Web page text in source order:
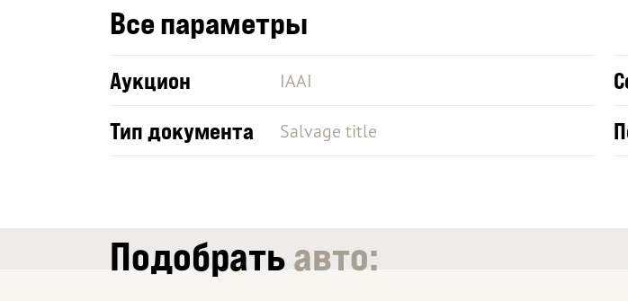
Все параметры
Аукцион IAAI
Тип документа Salvage title
Подобратьавто: